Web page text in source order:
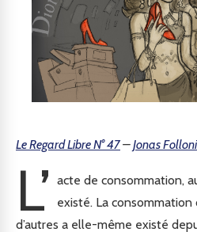
Le Regard Libre N° 47–Jonas
L’ acte de consommation,
existé. La
d’autres a elle-même existé